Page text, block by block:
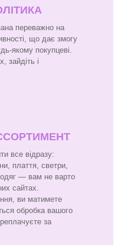
переважно на
що дає змогу
якому покупцеві.
зайдіть і
все відразу:
плаття, светри,
— вам не варто
сайтах.
ви матимете
обробка вашого
за